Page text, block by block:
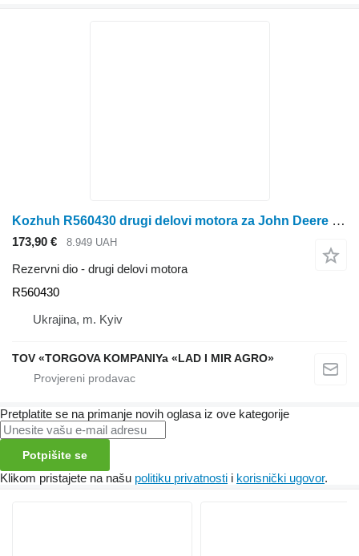
Kozhuh R560430 drugi delovi motora za John Deere 9R / 9RT / 9RX: 9360R, 9410R, 9460R, 9460RT, 9510R, 9510RT, 9560R, 9560RT traktora
173,90 € 8.949 UAH
Rezervni dio - drugi delovi motora
R560430
Ukrajina, m. Kyiv
TOV «TORGOVA KOMPANIYa «LAD I MIR AGRO»
Pretplatite se na primanje novih oglasa iz ove kategorije
Potpišite se
Klikom pristajete na našu politiku privatnosti i korisnički ugovor.